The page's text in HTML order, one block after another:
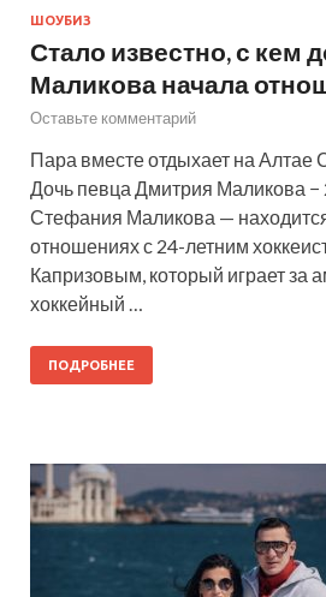
ШОУБИЗ
Стало известно, с кем
Маликова начала
Оставьте комментарий
Пара вместе отдыхает на
Дочь певца Дмитрия Маликова −
Стефания Маликова —
отношениях с 24-летним
Капризовым, который играет за
хоккейный …
ПОДРОБНЕЕ